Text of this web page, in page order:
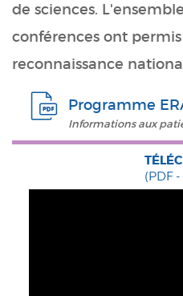
de sciences.
conférences ont
reconnaissance
Programme
Informations aux
(PDF -